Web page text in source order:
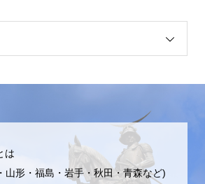
は
山形・福島・岩手・秋田・青森など)